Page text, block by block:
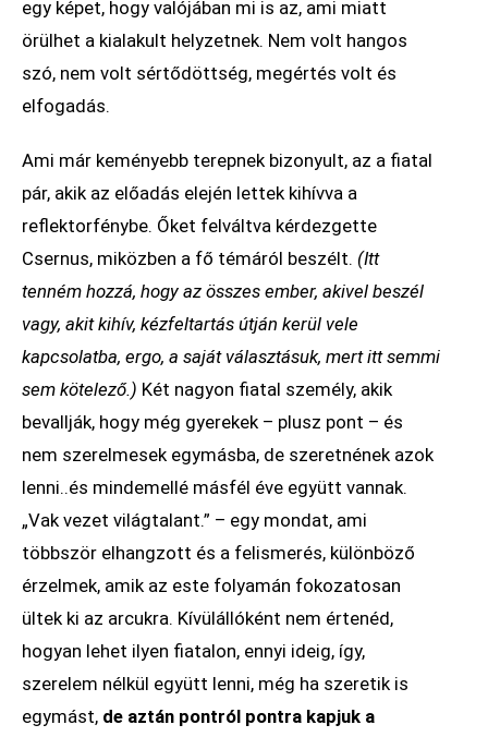
egy képet, hogy valójában mi is az, ami miatt
örülhet a kialakult helyzetnek. Nem volt hangos
szó, nem volt sértődöttség, megértés volt és
elfogadás.
Ami már keményebb terepnek bizonyult, az a fiatal
pár, akik az előadás elején lettek kihívva a
reflektorfénybe. Őket felváltva kérdezgette
Csernus, miközben a fő témáról beszélt. (Itt
tenném hozzá, hogy az összes ember, akivel beszél
vagy, akit kihív, kézfeltartás útján kerül vele
kapcsolatba, ergo, a saját választásuk, mert itt semmi
sem kötelező.) Két nagyon fiatal személy, akik
bevallják, hogy még gyerekek – plusz pont – és
nem szerelmesek egymásba, de szeretnének azok
lenni..és mindemellé másfél éve együtt vannak.
„Vak vezet világtalant.” – egy mondat, ami
többször elhangzott és a felismerés, különböző
érzelmek, amik az este folyamán fokozatosan
ültek ki az arcukra. Kívülállóként nem értenéd,
hogyan lehet ilyen fiatalon, ennyi ideig, így,
szerelem nélkül együtt lenni, még ha szeretik is
egymást, de aztán pontról pontra kapjuk a